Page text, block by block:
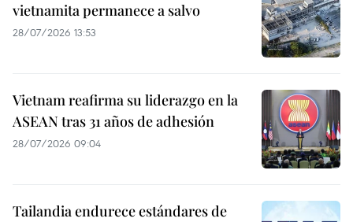
vietnamita permanece a salvo
28/07/2026 13:53
Vietnam reafirma su liderazgo en la
ASEAN tras 31 años de adhesión
28/07/2026 09:04
Tailandia endurece estándares de